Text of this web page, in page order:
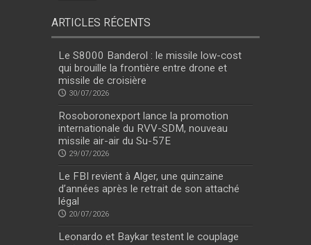
ARTICLES RÉCENTS
Le S8000 Banderol : le missile low-cost
qui brouille la frontière entre drone et
missile de croisière
30/07/2026
Rosoboronexport lance la promotion
internationale du RVV-SDM, nouveau
missile air-air du Su-57E
29/07/2026
Le FBI revient à Alger, une quinzaine
d’années après le retrait de son attaché
légal
20/07/2026
Leonardo et Baykar testent le couplage